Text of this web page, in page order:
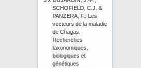
SCHOFIELD, C.J. &
PANZERA, F.: Les
vecteurs de la maladie
de Chagas.
Recherches
taxonomiques,
biologiques et
génétiques